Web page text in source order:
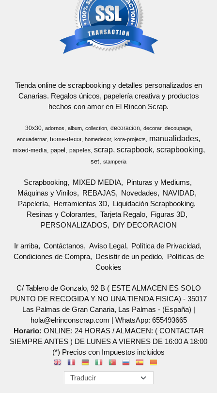
Tienda online de scrapbooking y detalles personalizados en
Canarias. Regalos únicos, papelería creativa y productos
hechos con amor en El Rincon Scrap.
30x30 adornos album collection decoracion decorar
decoupage
encuadernar
home-decor homedecor kora-projects manualidades
mixed-media papel papeles scrap scrapbook scrapbooking
set stamperia
Scrapbooking MIXED MEDIA
Pinturas y Mediums
Máquinas y Vinilos
REBAJAS Novedades
NAVIDAD
Papelería
Herramientas 3D
Liquidación Scrapbooking
Resinas y Colorantes
Tarjeta Regalo
Figuras 3D
PERSONALIZADOS
DIY DECORACION
Ir arriba Contáctanos Aviso Legal
Política de Privacidad
Condiciones de Compra
Desistir de un pedido
Políticas de
Cookies
C/ Tablero de Gonzalo, 92 B ( ESTE ALMACEN ES SOLO
PUNTO DE RECOGIDA Y NO UNA TIENDA FISICA) - 35017
Las Palmas de Gran Canaria, Las Palmas - (España) |
hola@elrinconscrap.com | WhatsApp: 655493665
Horario: ONLINE: 24 HORAS / ALMACEN: ( CONTACTAR
SIEMPRE ANTES ) DE LUNES A VIERNES DE 16:00 A 18:00
(*) Precios con Impuestos incluidos